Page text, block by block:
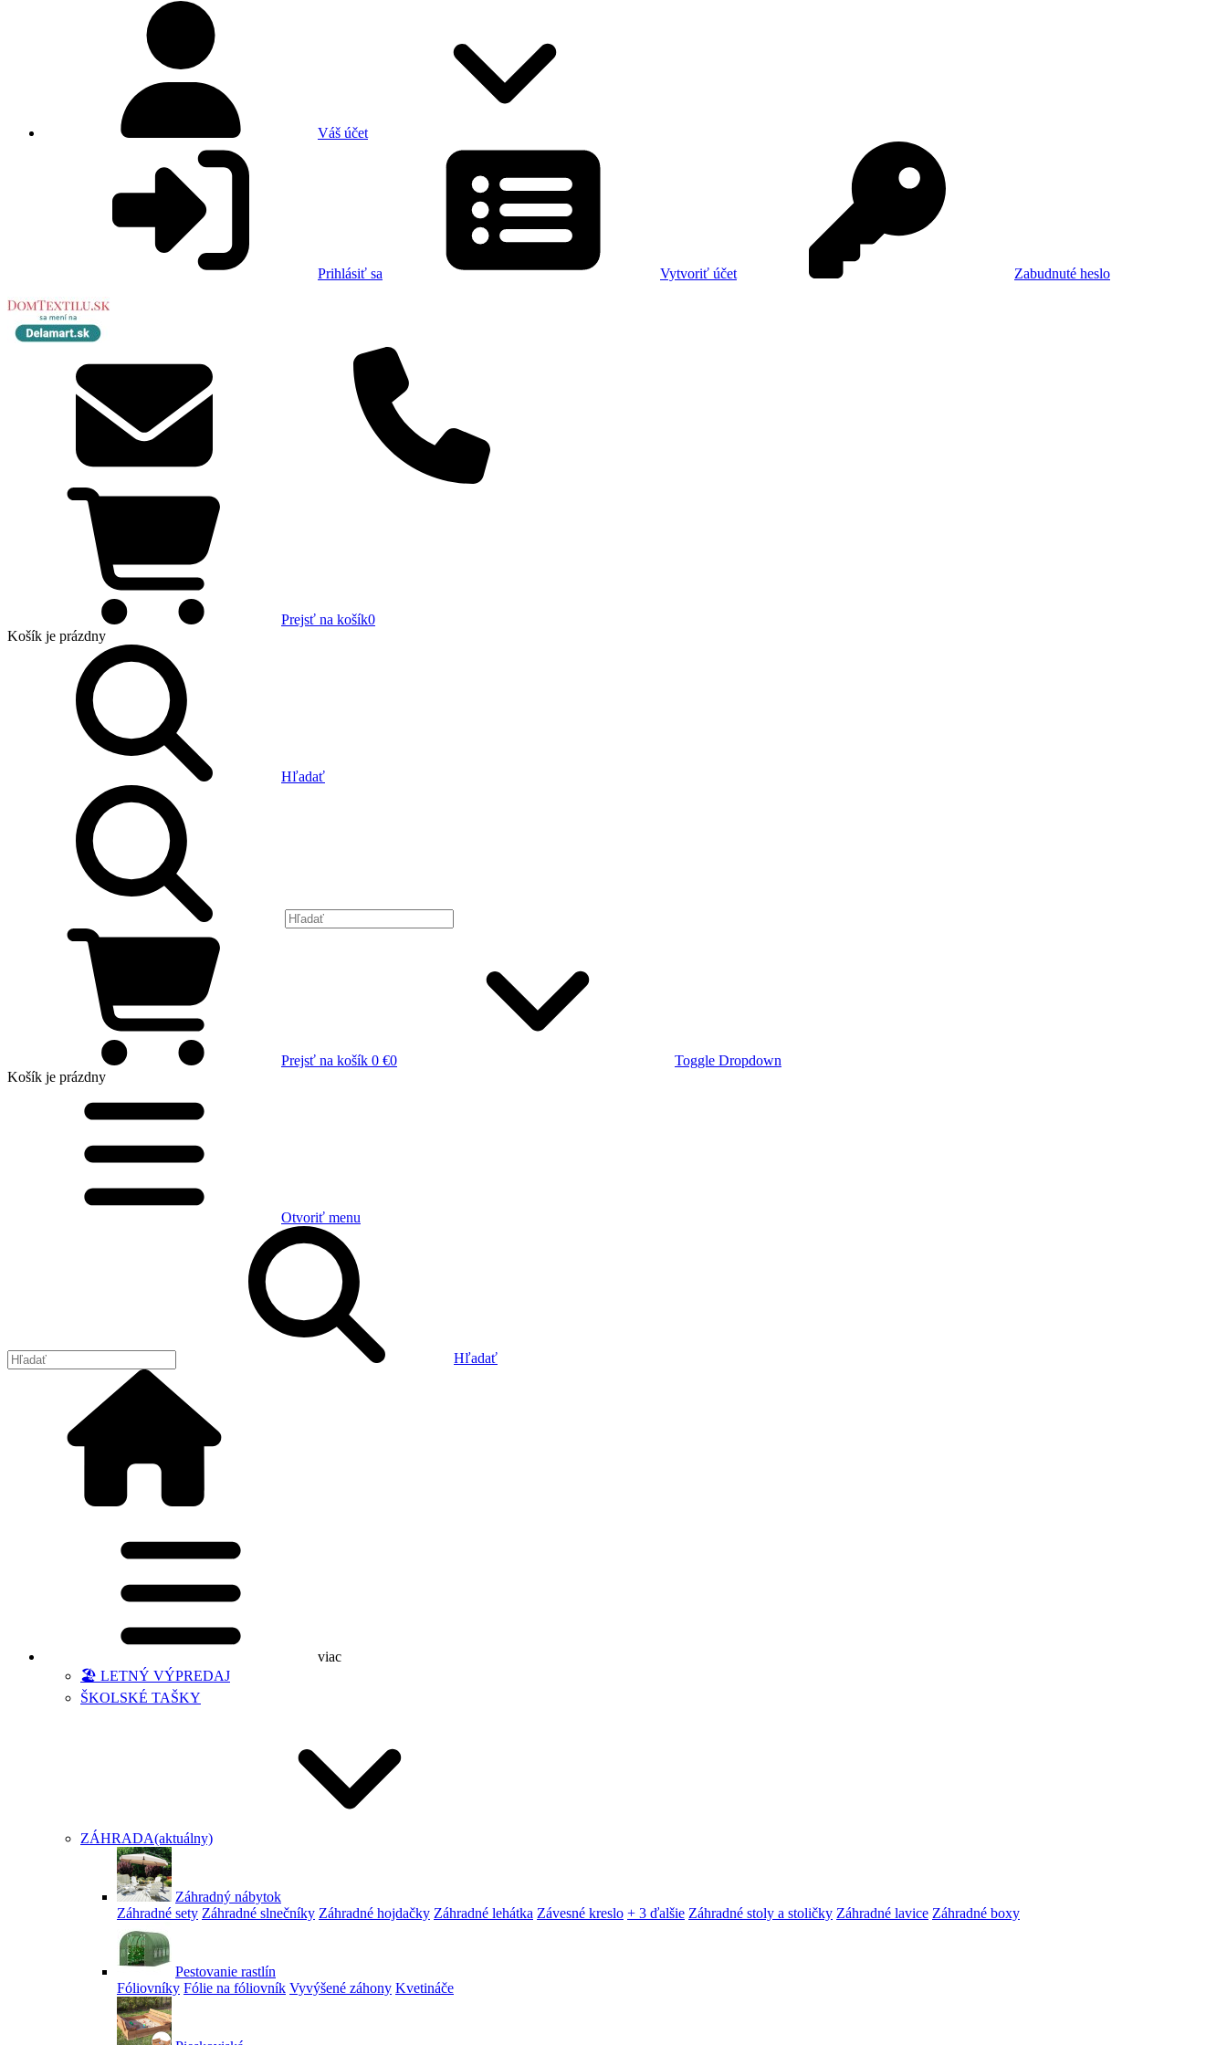
Váš účet
Prihlásiť sa Vytvoriť účet Zabudnuté heslo
Prejsť na košík0
Košík je prázdny
Hľadať
Prejsť na košík 0 €0
Toggle Dropdown
Košík je prázdny
Otvoriť menu
Hľadať
viac
🏖️ LETNÝ VÝPREDAJ
ŠKOLSKÉ TAŠKY
ZÁHRADA(aktuálny)
Záhradný nábytok
Záhradné sety Záhradné slnečníky Záhradné hojdačky Záhradné lehátka Závesné kreslo + 3 ďalšie Záhradné stoly a stoličky Záhradné lavice Záhradné boxy
Pestovanie rastlín
Fóliovníky Fólie na fóliovník Vyvýšené záhony Kvetináče